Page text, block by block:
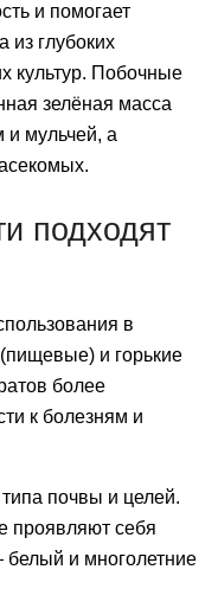
и помогает
из глубоких
культур. Побочные
зелёная масса
и мульчей, а
подходят
в
и горькие
более
к болезням и
почвы и целей.
проявляют себя
и многолетние